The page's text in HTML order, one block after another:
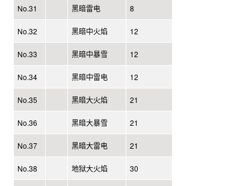
No.31 黑暗雷电 8
No.32 黑暗中火焰 12
No.33 黑暗中暴雪 12
No.34 黑暗中雷电 12
No.35 黑暗大火焰 21
No.36 黑暗大暴雪 21
No.37 黑暗大雷电 21
No.38 地狱大火焰 30